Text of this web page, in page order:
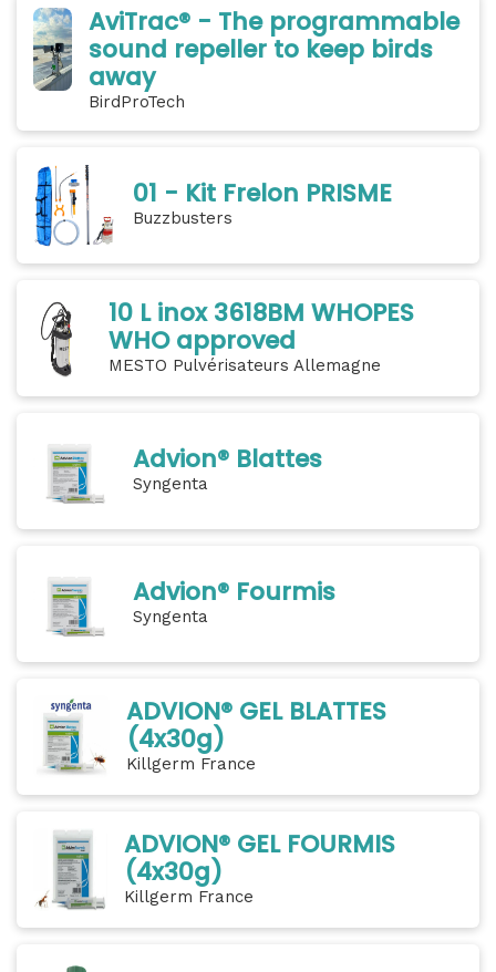
AviTrac® - The programmable
sound repeller to keep birds
away
BirdProTech
01 - Kit Frelon PRISME
Buzzbusters
10 L inox 3618BM WHOPES
WHO approved
MESTO Pulvérisateurs Allemagne
Advion® Blattes
Syngenta
Advion® Fourmis
Syngenta
ADVION® GEL BLATTES
(4x30g)
Killgerm France
ADVION® GEL FOURMIS
(4x30g)
Killgerm France